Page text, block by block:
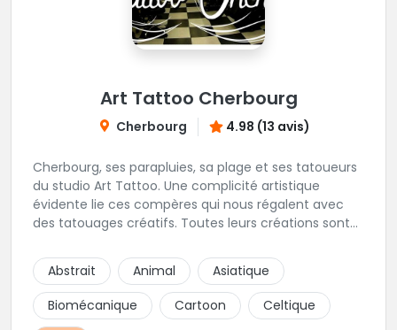
Art Tattoo Cherbourg
Cherbourg 4.98 (13 avis)
Cherbourg, ses parapluies, sa plage et ses tatoueurs
du studio Art Tattoo. Une complicité artistique
évidente lie ces compères qui nous régalent avec
des tatouages créatifs. Toutes leurs créations sont
d'hygiène les plus strictes. Du new-school, du old
school, fantasy ou encore réaliste, Niko, Anthony,
Cody et les nombreux Guest seront adapter vos
idées en tatouages uniques et créatifs.
Abstrait Animal
Asiatique
Biomécanique
Cartoon
Celtique